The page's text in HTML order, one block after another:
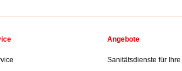
Angebote
Sanitätsdienste für Ihre